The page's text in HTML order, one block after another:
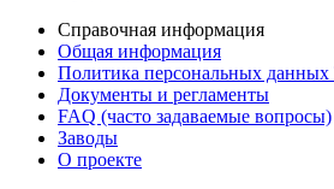
Справочная информация
Общая информация
Политика персональных
Документы и регламенты
FAQ (часто задаваемые вопросы)
Заводы
О проекте